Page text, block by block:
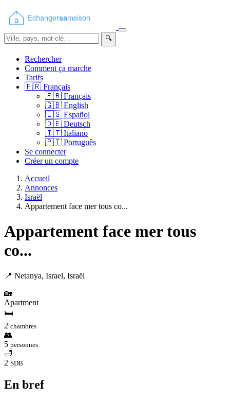
🔍
Rechercher
Comment ça marche
Tarifs
🇫🇷 Français
🇫🇷 Français
🇬🇧 English
🇪🇸 Español
🇩🇪 Deutsch
🇮🇹 Italiano
🇵🇹 Português
Se connecter
Créer un compte
Accueil
Annonces
Israël
Appartement face mer tous co...
Appartement face mer tous
co...
📍 Netanya, Israel, Israël
🏡
Apartment
🛏
2 chambres
👥
5 personnes
🛁
2 SDB
En bref